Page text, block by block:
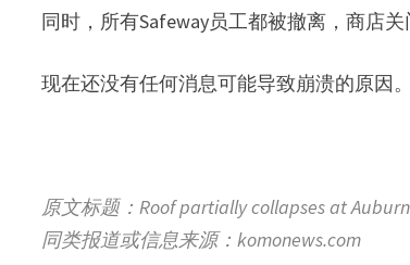
同时，所有Safeway员工都被撤离，商店
现在还没有任何消息可能导致崩溃的原因。
原文标题：Roof partially collapses at
同类报道或信息来源：komonews.com